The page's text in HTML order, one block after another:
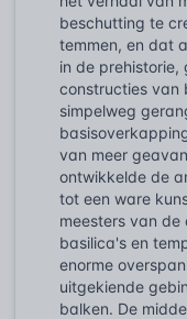
beschutting te
temmen, en dat
in de prehistorie,
constructies van
simpelweg
van meer
ontwikkelde de
tot een ware
meesters van
basilica's en
enorme
uitgekiende
balken. De